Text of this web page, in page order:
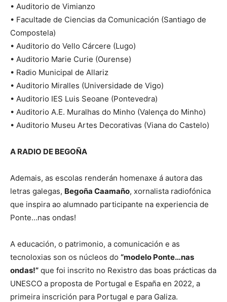
• Auditorio de Vimianzo
• Facultade de Ciencias da Comunicación (Santiago de
Compostela)
• Auditorio do Vello Cárcere (Lugo)
• Auditorio Marie Curie (Ourense)
• Radio Municipal de Allariz
• Auditorio Miralles (Universidade de Vigo)
• Auditorio IES Luis Seoane (Pontevedra)
• Auditorio A.E. Muralhas do Minho (Valença do Minho)
• Auditorio Museu Artes Decorativas (Viana do Castelo)
A RADIO DE BEGOÑA
Ademais, as escolas renderán homenaxe á autora das
letras galegas, Begoña Caamaño, xornalista radiofónica
que inspira ao alumnado participante na experiencia de
Ponte…nas ondas!
A educación, o patrimonio, a comunicación e as
tecnoloxias son os núcleos do “modelo Ponte…nas
ondas!” que foi inscrito no Rexistro das boas prácticas da
UNESCO a proposta de Portugal e España en 2022, a
primeira inscrición para Portugal e para Galiza.